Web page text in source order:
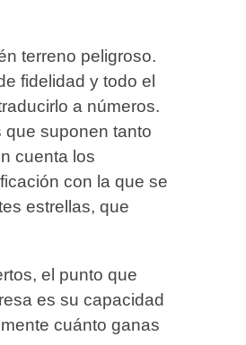
terreno peligroso.
fidelidad y todo el
a números.
suponen tanto
cuenta los
con la que se
estrellas, que
el punto que
es su capacidad
cuánto ganas